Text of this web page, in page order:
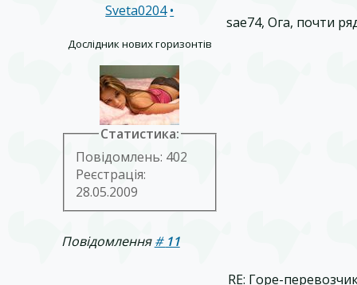
Sveta0204 •
Дослідник нових горизонтів
Статистика:
Повідомлень: 402
Реєстрація:
28.05.2009
sae74, Ога, почти
Повідомлення# 11
RE: Горе-